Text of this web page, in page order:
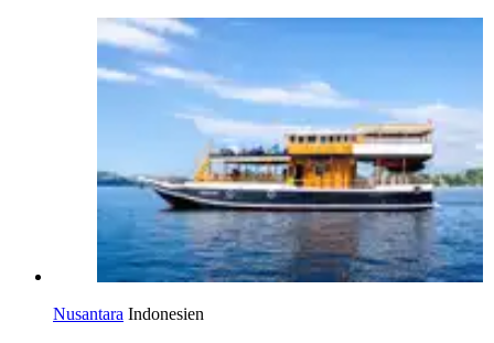
Nusantara Indonesien